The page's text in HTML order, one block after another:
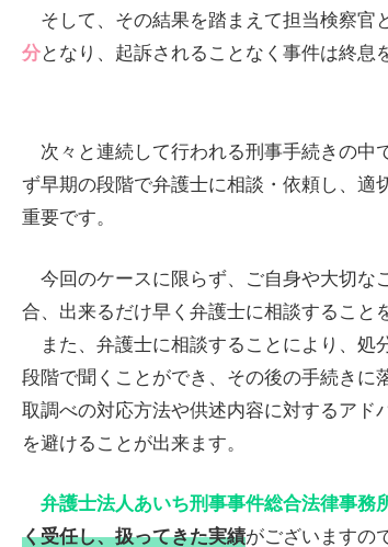
そして、その結果を踏まえて担当検察官
分となり、起訴されることなく事件は終息
次々と連続して行われる刑事手続きの中
ず早期の段階で弁護士に相談・依頼し、
重要です。
今回のケースに限らず、ご自身や大切な
合、出来るだけ早く弁護士に相談すること
また、弁護士に相談することにより、処
段階で聞くことができ、その後の手続きに
取調べの対応方法や供述内容に対するア
を避けることが出来ます。
弁護士法人あいち刑事事件総合法律事務
く受任し、扱ってきた実績がございますの